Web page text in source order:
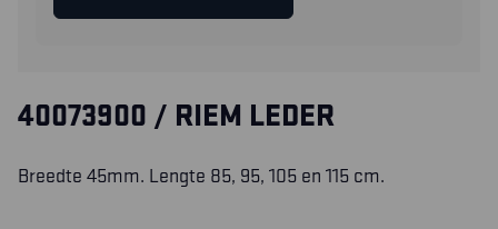
40073900 / RIEM LEDER
Breedte 45mm. Lengte 85, 95, 105 en 115 cm.